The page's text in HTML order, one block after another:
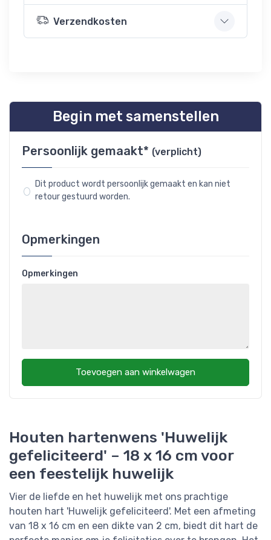
Verzendkosten
Houten hartenwens 'Huwelijk
gefeliciteerd' – 18 x 16 cm voor
een feestelijk huwelijk
Vier de liefde en het huwelijk met ons prachtige
houten hart 'Huwelijk gefeliciteerd'. Met een afmeting
van 18 x 16 cm en een dikte van 2 cm, biedt dit hart de
Begin met samenstellen
Persoonlijk gemaakt* (verplicht)
Dit product wordt persoonlijk gemaakt en kan niet
retour gestuurd worden.
Opmerkingen
Opmerkingen
Toevoegen aan winkelwagen